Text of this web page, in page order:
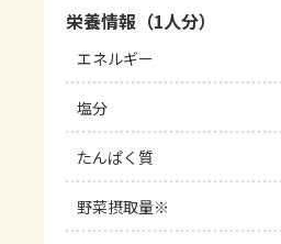
栄養情報（1人分）
エネルギー
塩分
たんぱく質
野菜摂取量※